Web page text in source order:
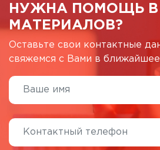
НУЖНА ПОМОЩЬ В
МАТЕРИАЛОВ?
Оставьте свои контактные
свяжемся с Вами в